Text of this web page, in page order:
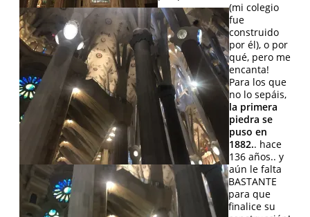
(mi colegio
fue
construido
por él), o por
qué, pero me
encanta!
Para los que
no lo sepáis,
la primera
piedra se
puso en
1882.. hace
136 años.. y
aún le falta
BASTANTE
para que
finalice su